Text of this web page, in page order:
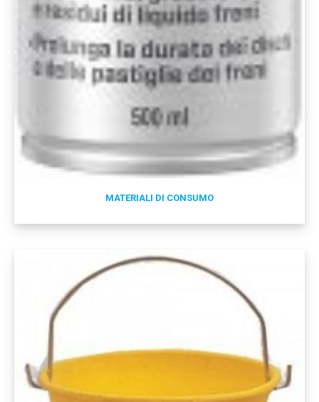
MATERIALI DI CONSUMO